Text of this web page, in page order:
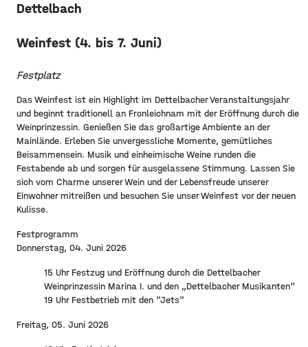
Dettelbach
Weinfest (4. bis 7. Juni)
Festplatz
Das Weinfest ist ein Highlight im Dettelbacher Veranstaltungsjahr
und beginnt traditionell an Fronleichnam mit der Eröffnung durch die
Weinprinzessin. Genießen Sie das großartige Ambiente an der
Mainlände. Erleben Sie unvergessliche Momente, gemütliches
Beisammensein. Musik und einheimische Weine runden die
Festabende ab und sorgen für ausgelassene Stimmung. Lassen Sie
sich vom Charme unserer Wein und der Lebensfreude unserer
Einwohner mitreißen und besuchen Sie unser Weinfest vor der neuen
Kulisse.
Festprogramm
Donnerstag, 04. Juni 2026
15 Uhr Festzug und Eröffnung durch die Dettelbacher
Weinprinzessin Marina I. und den „Dettelbacher Musikanten“
19 Uhr Festbetrieb mit den "Jets"
Freitag, 05. Juni 2026